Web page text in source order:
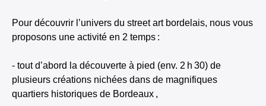
Pour découvrir l’univers du street art bordelais, nous vous
proposons une activité en 2 temps :
- tout d’abord la découverte à pied (env. 2 h 30) de
plusieurs créations nichées dans de magnifiques
quartiers historiques de Bordeaux ,